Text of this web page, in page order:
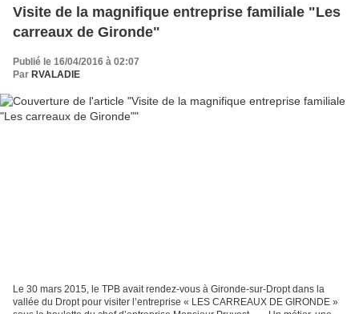
Visite de la magnifique entreprise familiale "Les
carreaux de Gironde"
Publié le 16/04/2016 à 02:07
Par RVALADIE
Le 30 mars 2015, le TPB avait rendez-vous à Gironde-sur-Dropt dans la
vallée du Dropt pour visiter l’entreprise « LES CARREAUX DE GIRONDE »